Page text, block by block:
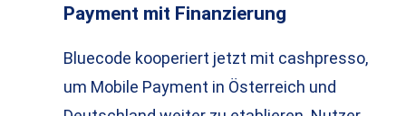
Payment mit Finanzierung
Bluecode kooperiert jetzt mit cashpresso,
um Mobile Payment in Österreich und